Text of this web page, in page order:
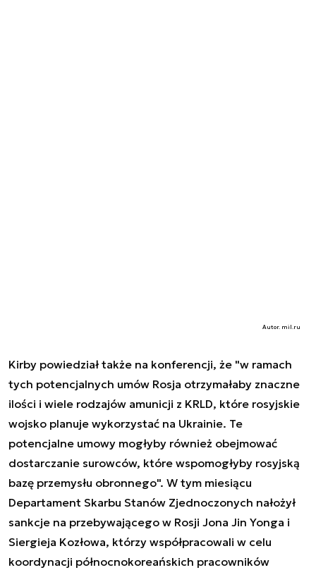
Autor. mil.ru
Kirby powiedział także na konferencji, że "w ramach
tych potencjalnych umów Rosja otrzymałaby znaczne
ilości i wiele rodzajów amunicji z KRLD, które rosyjskie
wojsko planuje wykorzystać na Ukrainie. Te
potencjalne umowy mogłyby również obejmować
dostarczanie surowców, które wspomogłyby rosyjską
bazę przemysłu obronnego". W tym miesiącu
Departament Skarbu Stanów Zjednoczonych nałożył
sankcje na przebywającego w Rosji Jona Jin Yonga i
Siergieja Kozłowa, którzy współpracowali w celu
koordynacji północnokoreańskich pracowników